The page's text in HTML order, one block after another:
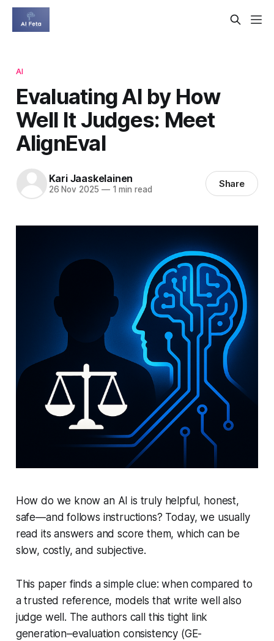
AI
Evaluating AI by How
Well It Judges: Meet
AlignEval
Kari Jaaskelainen
26 Nov 2025 —1 min read Share
How do we know an AI is truly helpful, honest,
safe—and follows instructions? Today, we usually
read its answers and score them, which can be
slow, costly, and subjective.
This paper finds a simple clue: when compared to
a trusted reference, models that write well also
judge well. The authors call this tight link
generation–evaluation consistency (GE-